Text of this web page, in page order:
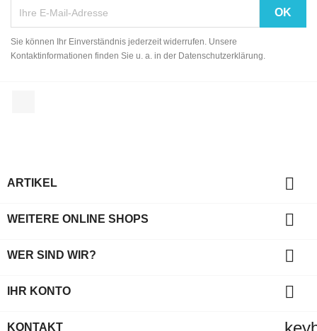
Sie können Ihr Einverständnis jederzeit widerrufen. Unsere
Kontaktinformationen finden Sie u. a. in der Datenschutzerklärung.
ARTIKEL 
WEITERE ONLINE SHOPS 
WER SIND WIR? 
IHR KONTO 
KONTAKT